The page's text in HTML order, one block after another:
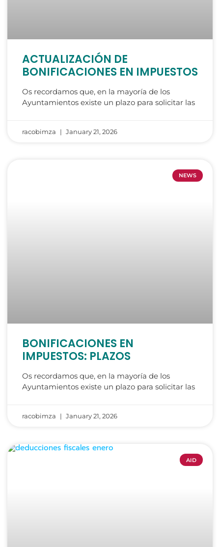
ACTUALIZACIÓN DE
BONIFICACIONES EN IMPUESTOS
Os recordamos que, en la mayoría de los
Ayuntamientos existe un plazo para solicitar las
racobimza January 21, 2026
NEWS
BONIFICACIONES EN
IMPUESTOS: PLAZOS
Os recordamos que, en la mayoría de los
Ayuntamientos existe un plazo para solicitar las
racobimza January 21, 2026
AID